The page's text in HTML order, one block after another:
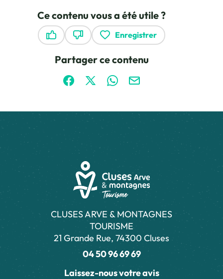
Ce contenu vous a été utile ?
Enregistrer
Partager ce contenu
Partager sur Facebook (nouvelle fenêtre)
Partager sur X / Twitter (nouvelle
Partager sur WhatsApp
Partager par mail
CLUSES ARVE & MONTAGNES
TOURISME
21 Grande Rue, 74300 Cluses
04 50 96 69 69
Laissez-nous votre avis